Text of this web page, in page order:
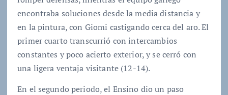
encontraba soluciones desde la media distancia y
en la pintura, con Giomi castigando cerca del aro. El
primer cuarto transcurrió con intercambios
constantes y poco acierto exterior, y se cerró con
una ligera ventaja visitante (12-14).
En el segundo periodo, el Ensino dio un paso